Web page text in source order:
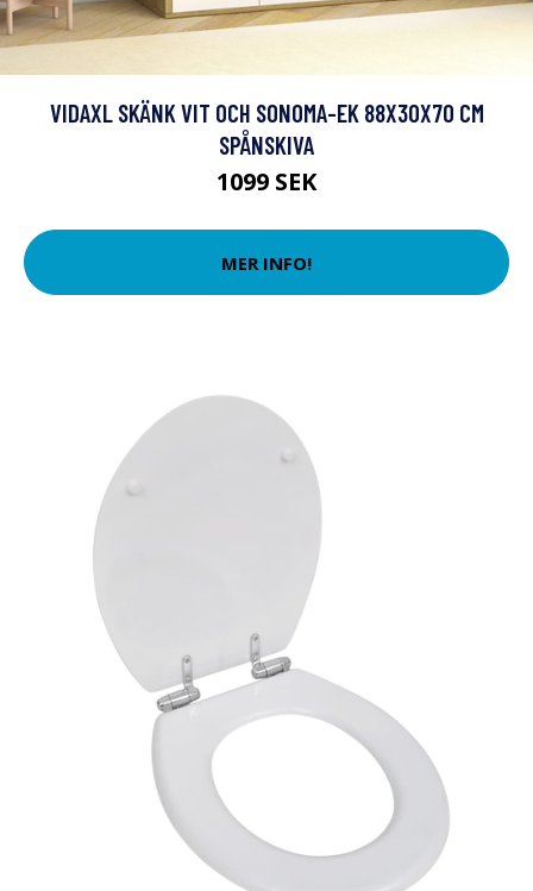
VIDAXL SKÄNK VIT OCH SONOMA-EK 88X30X70 CM
SPÅNSKIVA
1099 SEK
MER INFO!